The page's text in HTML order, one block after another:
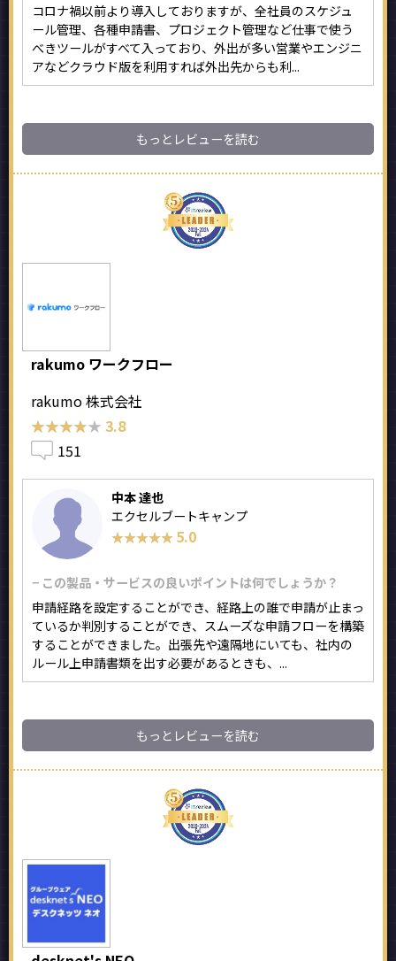
コロナ禍以前より導入しておりますが、全社員のスケジュ
ール管理、各種申請書、プロジェクト管理など仕事で使う
べきツールがすべて入っており、外出が多い営業やエンジニ
アなどクラウド版を利用すれば外出先からも利...
もっとレビューを読む
rakumo ワークフロー
rakumo 株式会社
★★★★★
★★★★★ 3.8
151
中本 達也
エクセルブートキャンプ
★★★★★
★★★★★ 5.0
− この製品・サービスの良いポイントは何でしょうか？
申請経路を設定することができ、経路上の誰で申請が止まっ
ているか判別することができ、スムーズな申請フローを構築
することができました。出張先や遠隔地にいても、社内の
ルール上申請書類を出す必要があるときも、...
もっとレビューを読む